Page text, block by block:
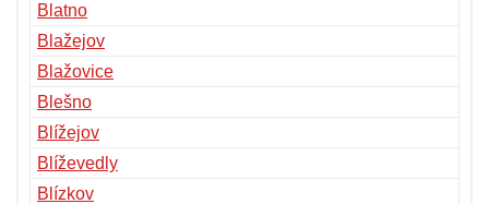
Blatno
Blažejov
Blažovice
Blešno
Blížejov
Blíževedly
Blízkov